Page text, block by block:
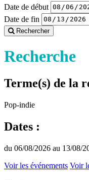
Date de début
Date de fin
Rechercher
Recherche
Terme(s) de la
Pop-indie
Dates :
du 06/08/2026 au 13/08/
Voir les événements Voir